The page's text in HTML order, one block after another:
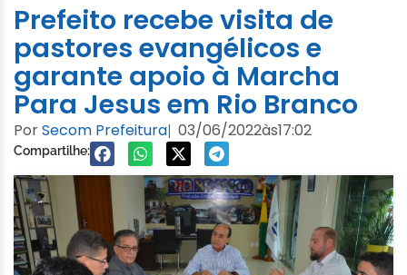
Prefeito recebe visita de
pastores evangélicos e
garante apoio à Marcha
Para Jesus em Rio Branco
PorSecom Prefeitura| 03/06/2022às17:02
Compartilhe: